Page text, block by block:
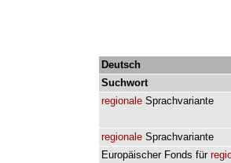
Deutsch
Suchwort
regionale Sprachvariante
regionale Sprachvariante
Europäischer Fonds für